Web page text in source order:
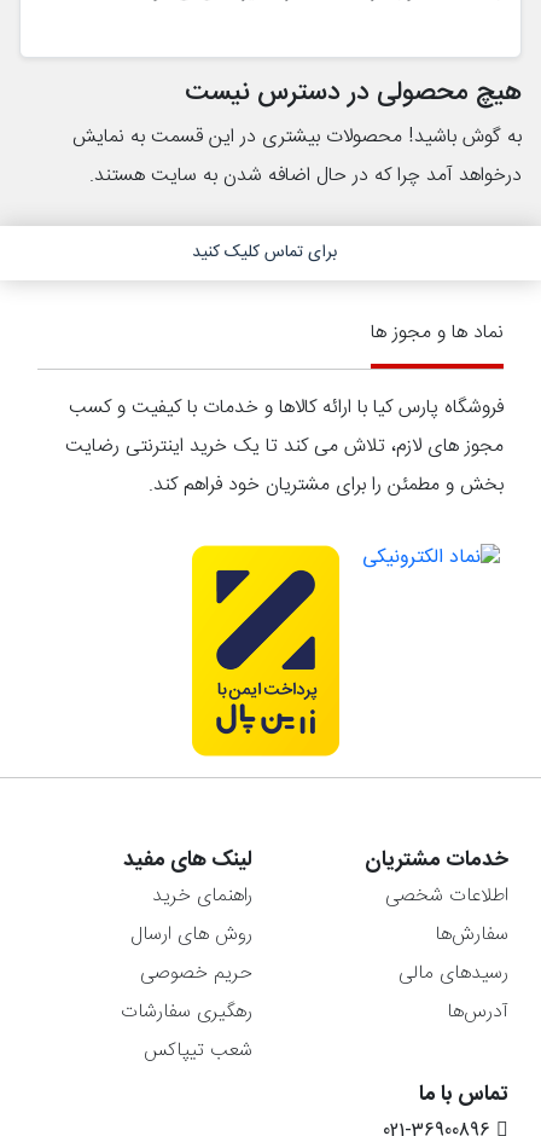
هیچ محصولی در دسترس نیست
به گوش باشید! محصولات بیشتری در این قسمت به نمایش
درخواهد آمد چرا که در حال اضافه شدن به سایت هستند.
برای تماس کلیک کنید
نماد ها و مجوز ها
فروشگاه پارس کیا با ارائه کالاها و خدمات با کیفیت و کسب
مجوز های لازم، تلاش می کند تا یک خرید اینترنتی رضایت
بخش و مطمئن را برای مشتریان خود فراهم کند.
خدمات مشتریان
اطلاعات شخصی
سفارش‌ها
رسیدهای مالی
آدرس‌ها
لینک های مفید
راهنمای خرید
روش های ارسال
حریم خصوصی
رهگیری سفارشات
شعب تیپاکس
تماس با ما